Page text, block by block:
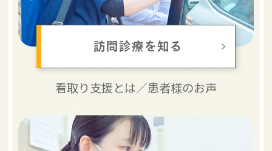
訪問診療を知る
看取り支援とは／患者様のお声